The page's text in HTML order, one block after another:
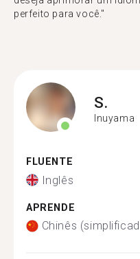
perfeito para você."
S.
Inuyama
FLUENTE
Inglês
APRENDE
Chinês